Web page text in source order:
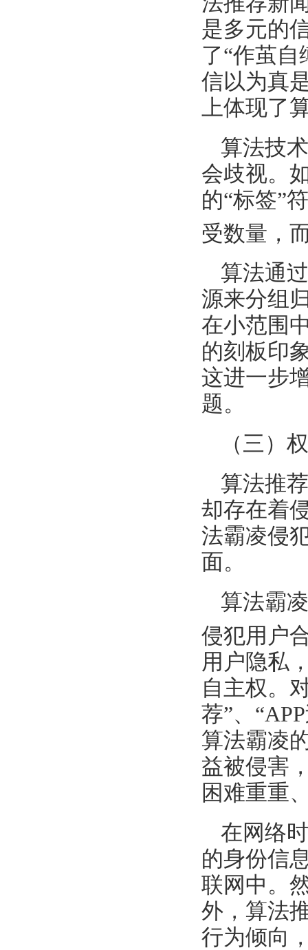
是多元的
了“作茧自
信以为真
上体现了
算法技
会歧视。
的“标签”
受数量，
算法通
源来分组
在小范围
的刻板印
这进一步
题。
（三）
算法推
却存在着
法霸凌侵
面。
算法霸
侵犯用户
用户隐私
自主权。
荐”、
算法霸凌
益被侵害
困难重重
在网络
的身份信
联网中。
外，算法
行为倾向